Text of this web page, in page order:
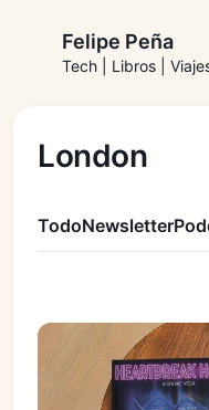
Felipe Peña
Tech | Libros |
London
TodoNewsletter